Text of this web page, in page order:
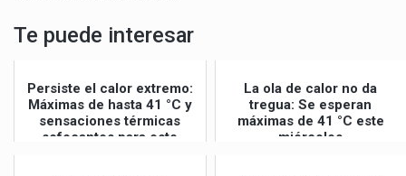
Te puede interesar
Persiste el calor extremo:
Máximas de hasta 41 °C y
sensaciones térmicas
sofocantes para este
La ola de calor no da
tregua: Se esperan
máximas de 41 °C este
miércoles